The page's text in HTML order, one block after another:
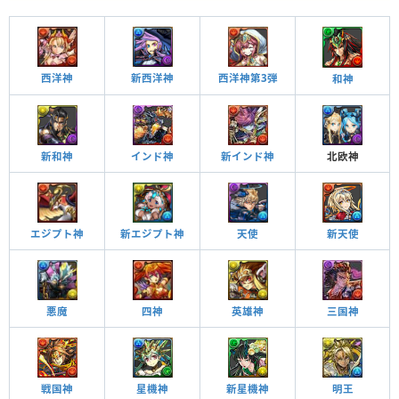
西洋神 新西洋神 西洋神第3弾 和神
新和神 インド神 新インド神 北欧神
エジプト神 新エジプト神 天使 新天使
悪魔 四神 英雄神 三国神
戦国神 星機神 新星機神 明王